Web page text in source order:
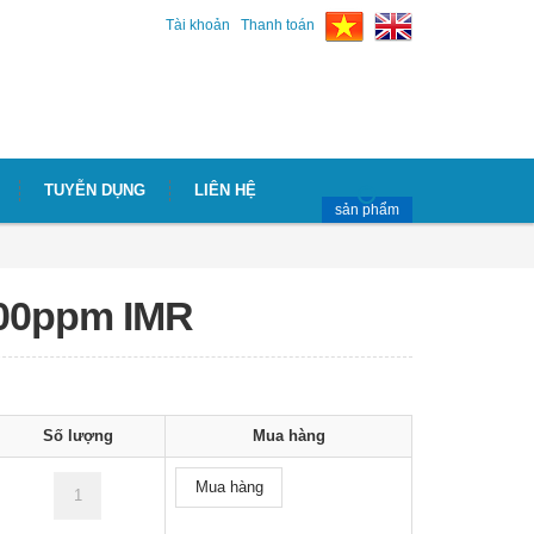
Tài khoản Thanh toán
TUYỄN DỤNG LIÊN HỆ
sản phẩm
IMR
Số lượng Mua hàng
Mua hàng